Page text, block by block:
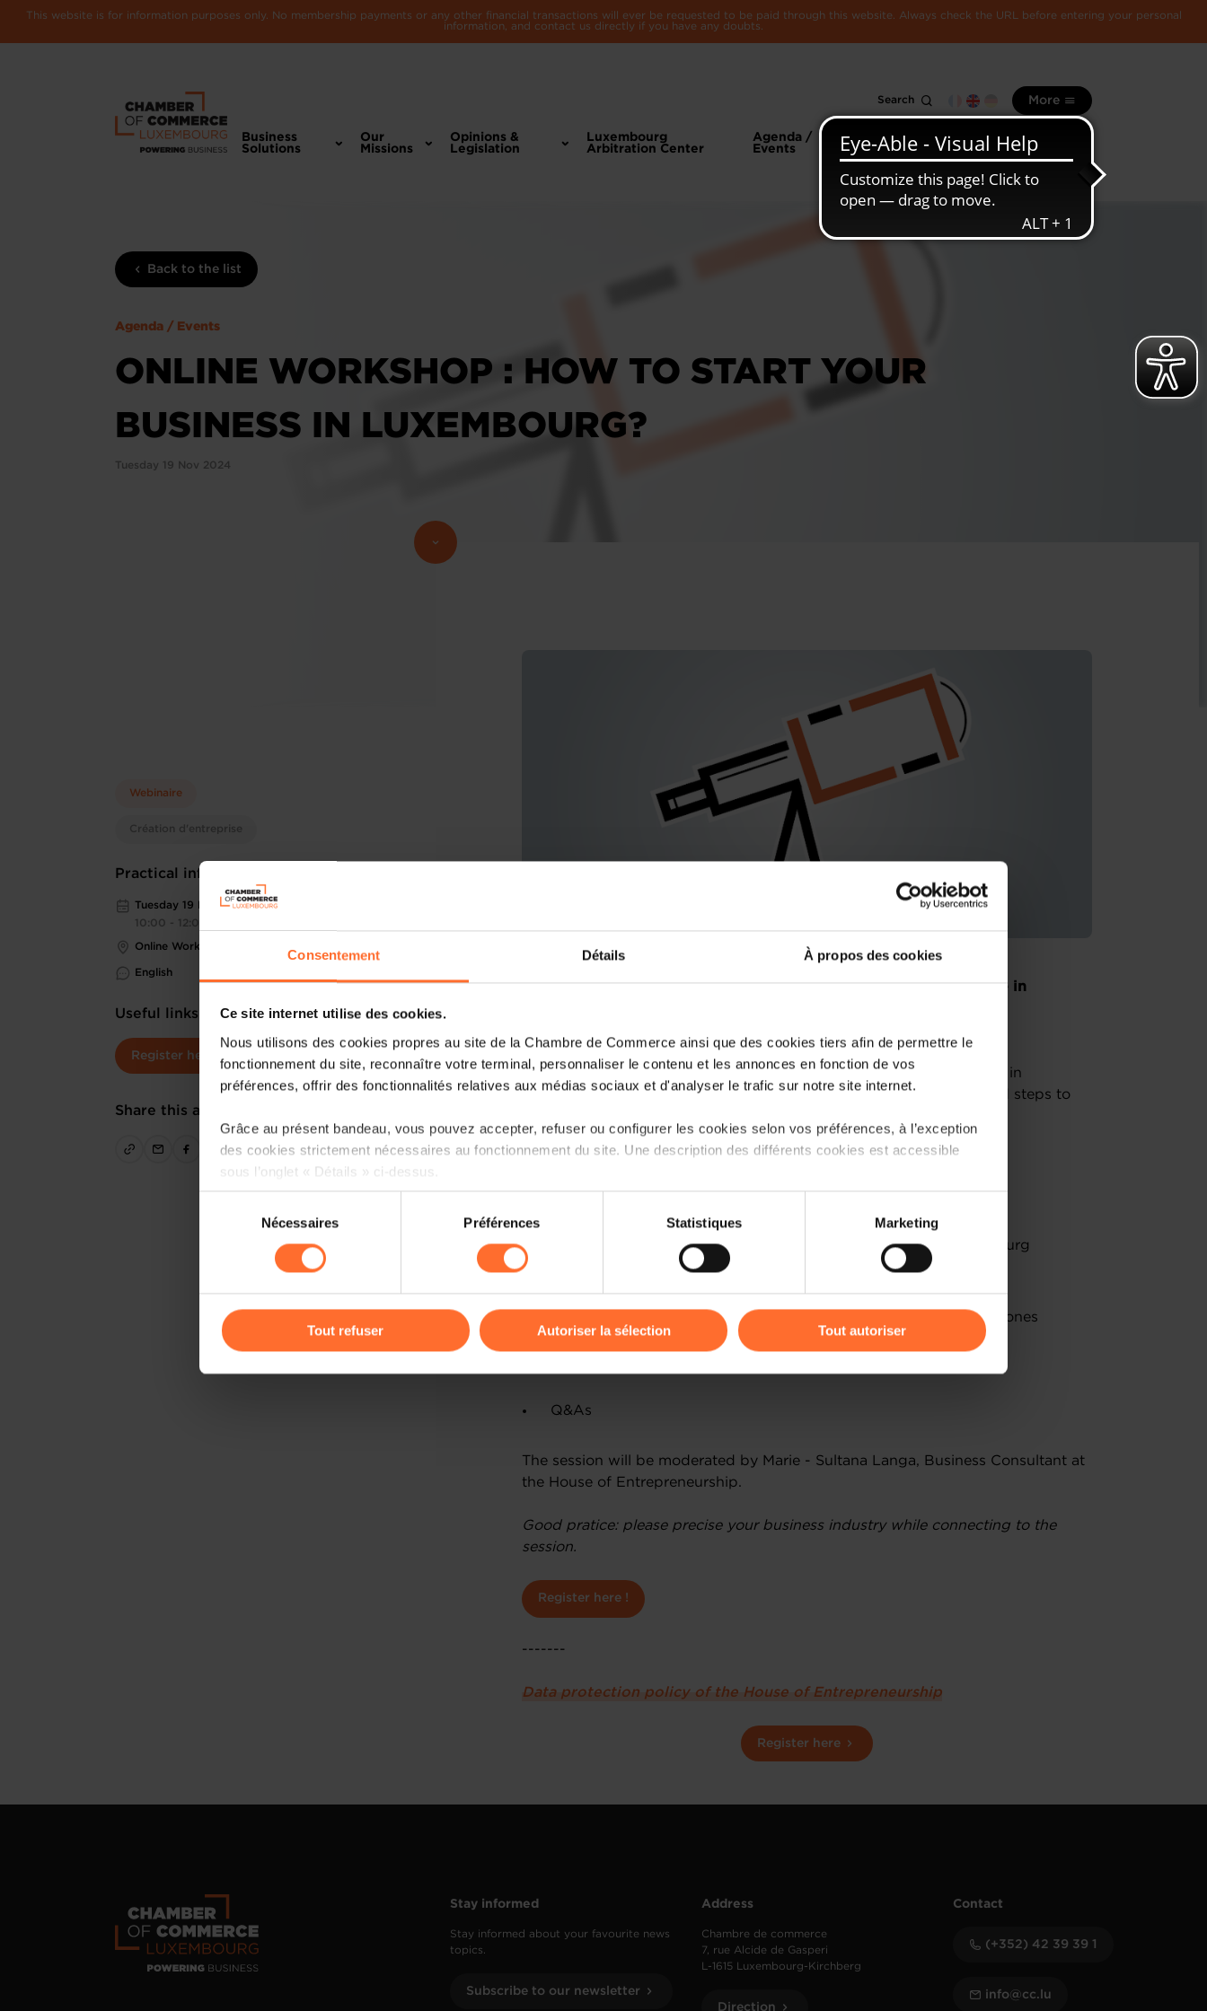
Consentement Détails À propos des cookies
Ce site internet utilise des cookies.
Nous utilisons des cookies propres au site de la Chambre de Commerce ainsi que des cookies tiers afin de permettre le
fonctionnement du site, reconnaître votre terminal, personnaliser le contenu et les annonces en fonction de vos
préférences, offrir des fonctionnalités relatives aux médias sociaux et d'analyser le trafic sur notre site internet.
Grâce au présent bandeau, vous pouvez accepter, refuser ou configurer les cookies selon vos préférences, à l’exception
des cookies strictement nécessaires au fonctionnement du site. Une description des différents cookies est accessible
sous l’onglet « Détails » ci-dessus.
Il est précisé que la navigation sur le site et certaines fonctionnalités (ex : lecture de vidéos, partage sur les réseaux
sociaux, sauvegarde des préférences de lecture vidéo, personnalisation de l’affichage du site) peuvent être affectées en
cas de refus de tous les cookies ou des cookies non nécessaires.
gauche de chaque page.
consentement
Nécessaires Préférences Statistiques Marketing
Tout refuser Autoriser la sélection Tout autoriser
This website is for information purposes only. No membership payments or any other financial transactions will ever be requested to be paid through this website. Always check the URL before entering your personal
information, and contact us directly if you have any doubts.
Search More
Business
Solutions
Our
Missions
Opinions &
Legislation
Luxembourg
Arbitration Center
Agenda /
Events
information
Luxembourg
economy
Back to the list
Agenda / Events
ONLINE WORKSHOP : HOW TO START YOUR
BUSINESS IN LUXEMBOURG?
Tuesday 19 Nov 2024
Webinaire
Création d'entreprise
Practical information
Tuesday 19 Nov 2024
10:00 - 12:00
Online Workshop
English
Useful links
Register here
Share this article
You are starting a business from scratch or buying an existing one in
How? Attend the upcoming workshop « the business starter journey in
Luxembourg » focusing on the ecosystem, regulatory framework and steps to
Agenda
A quick look at support structures for entrepreneurs in Luxembourg
Understanding the business permit procedure and further milestones
Q&As
The session will be moderated by Marie - Sultana Langa, Business Consultant at
the House of Entrepreneurship.
Good pratice: please precise your business industry while connecting to the
session.
Register here !
-------
Data protection policy of the House of Entrepreneurship
Register here
Stay informed
Stay informed about your favourite news
topics.
Subscribe to our newsletter
Address
Chambre de commerce
7, rue Alcide de Gasperi
L-1615 Luxembourg-Kirchberg
Direction
Contact
(+352) 42 39 39 1
info@cc.lu